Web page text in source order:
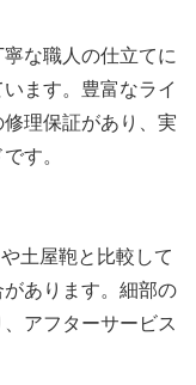
な職人の仕立てに
ます。豊富なライ
理保証があり、実
す。
土屋鞄と比較して
あります。細部の
アフターサービス